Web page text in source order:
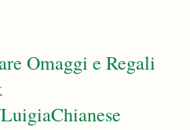
Omaggi e Regali